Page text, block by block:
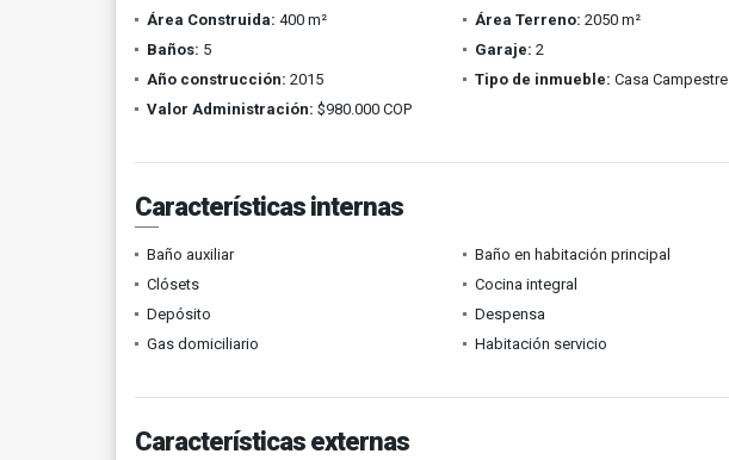
Área Construida: 400 m² Área Terreno: 2050 m²
Baños: 5 Garaje: 2
Año construcción: 2015 Tipo de inmueble: Casa Campestre
Valor Administración: $980.000 COP
Características internas
Baño auxiliar Baño en habitación principal
Clósets
Cocina integral
Depósito
Despensa
Gas domiciliario
Habitación servicio
Características externas